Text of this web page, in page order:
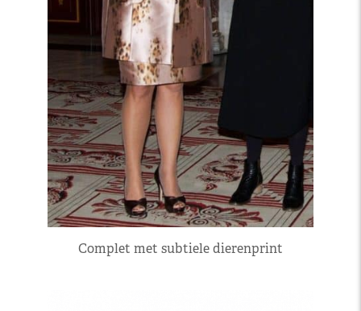
Complet met subtiele dierenprint